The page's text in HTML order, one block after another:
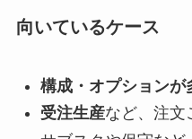
向いているケース
構成・オプションが
受注生産など、注文